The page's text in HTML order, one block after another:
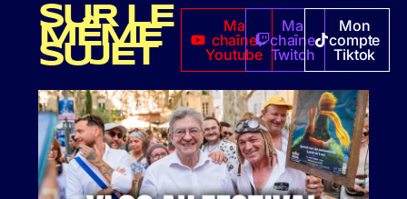
SUR LE
MÊME
SUJET
Ma
chaîne
Youtube
Ma
chaîne
Twitch
Mon
compte
Tiktok